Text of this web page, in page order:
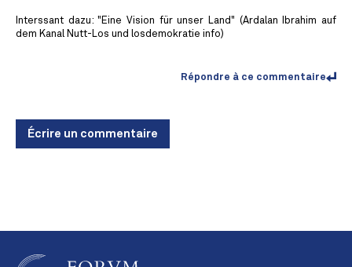
Interssant dazu: "Eine Vision für unser Land" (Ardalan Ibrahim auf
dem Kanal Nutt-Los und losdemokratie info)
Répondre à ce commentaire
Écrire un commentaire